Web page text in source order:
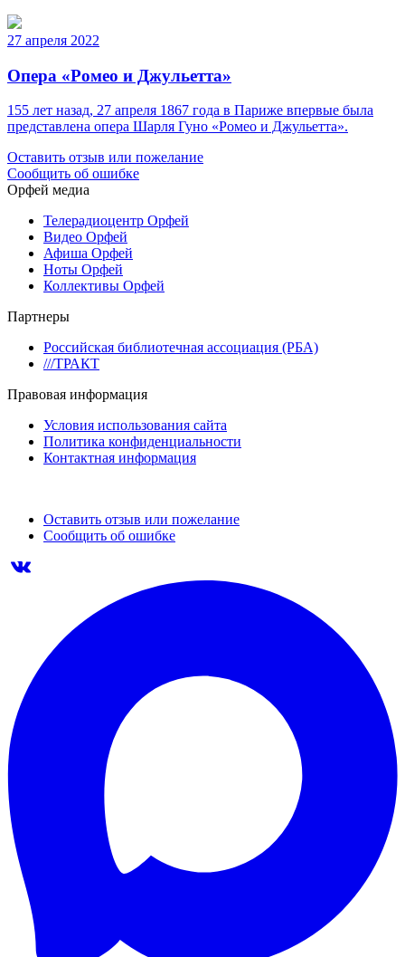
27 апреля 2022
Опера «Ромео и Джульетта»
155 лет назад, 27 апреля 1867 года в Париже впервые была
представлена опера Шарля Гуно «Ромео и Джульетта».
Оставить отзыв или пожелание
Сообщить об ошибке
Орфей медиа
Телерадиоцентр Орфей
Видео Орфей
Афиша Орфей
Ноты Орфей
Коллективы Орфей
Партнеры
Российская библиотечная ассоциация (РБА)
///ТРАКТ
Правовая информация
Условия использования сайта
Политика конфиденциальности
Контактная информация
Оставить отзыв или пожелание
Сообщить об ошибке